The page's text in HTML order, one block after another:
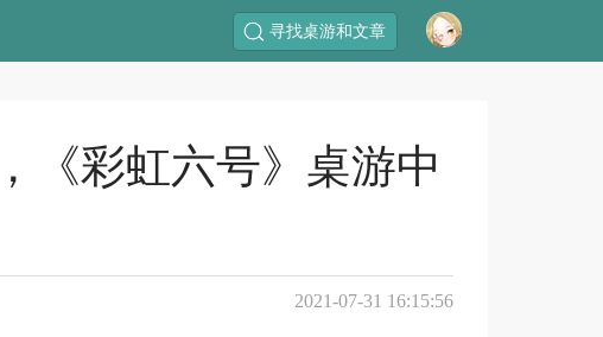
寻找桌游和文章
《彩虹六号》桌游中
2021-07-31 16:15:56